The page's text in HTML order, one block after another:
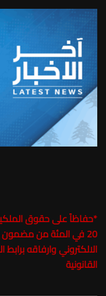
*حفاظاً على حقوق
القانونية